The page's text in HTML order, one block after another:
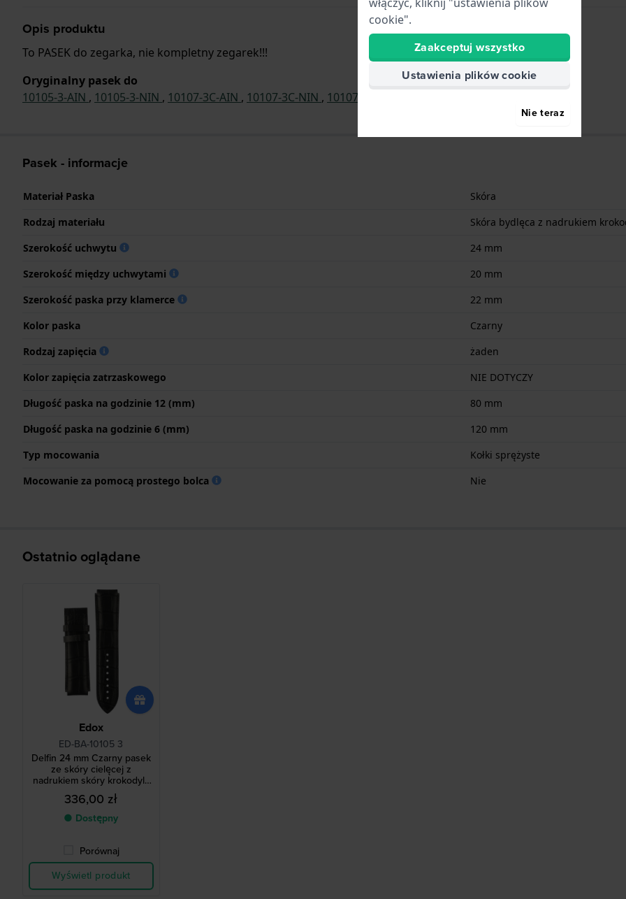
Opis produktu
To PASEK do zegarka, nie kompletny zegarek!!!
Oryginalny pasek do
10105-3-AIN , 10105-3-NIN , 10107-3C-AIN , 10107-3C-NIN , 10107-37RNC-GIR
Pasek - informacje
Materiał Paska
Skóra
Rodzaj materiału
Skóra bydlęca z nadrukiem
Szerokość uchwytu
24 mm
Szerokość między uchwytami
20 mm
Szerokość paska przy klamerce
22 mm
Kolor paska
Czarny
Rodzaj zapięcia
żaden
Kolor zapięcia zatrzaskowego
NIE DOTYCZY
Długość paska na godzinie 12 (mm)
80 mm
Długość paska na godzinie 6 (mm)
120 mm
Typ mocowania
Kołki sprężyste
Mocowanie za pomocą prostego bolca
Nie
Ostatnio oglądane
Edox
ED-BA-10105 3
Delfin 24 mm Czarny pasek
ze skóry cielęcej z
nadrukiem skóry krokodyla
bez klamry
336,00 zł
● Dostępny
Porównaj
Wyświetl produkt
cookie".
Zaakceptuj wszystko
Ustawienia plików cookie
Nie teraz